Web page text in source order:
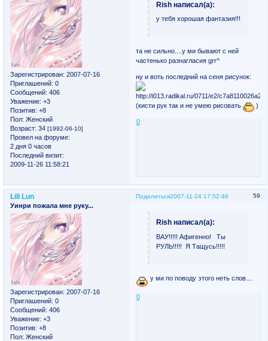
Зарегистрирован: 2007-07-16
Приглашений: 0
Сообщений: 406
Уважение: +3
Позитив: +8
Пол: Женский
Возраст: 34 [1992-06-10]
Провел на форуме:
2 дня 0 часов
Последний визит:
2009-11-26 11:58:21
Rish написал(а):
у тебя хорошая фантазия!!!
та не сильно....у ми бывают с ней
частенько разнагласия grr^
ну и воть последний на сеня рисунок:
(кисти рук так и не умею рисовать )
0
Поделиться 59
2007-11-24 17:52:46
Lili Lun
Уинри пожала мне руку...
Зарегистрирован: 2007-07-16
Приглашений: 0
Сообщений: 406
Уважение: +3
Позитив: +8
Пол: Женский
Rish написал(а):
ВАУ!!!!! Афигенно! Ты
РУЛЬ!!!!! Я Тащусь!!!!!
у ми по поводу этого неть слов....
0